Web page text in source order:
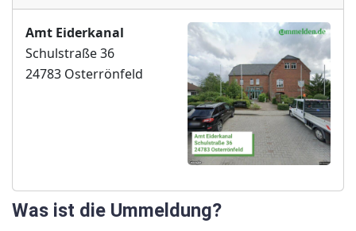
Amt Eiderkanal
Schulstraße 36
24783 Osterrönfeld
Was ist die Ummeldung?